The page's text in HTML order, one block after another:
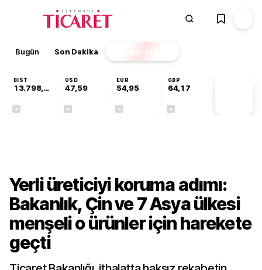
Bugün Son Dakika Finans EKSTRA
BIST
13.798,82
USD
47,59
EUR
54,95
GBP
64,17
Yerli üreticiyi koruma adımı:
Bakanlık, Çin ve 7 Asya ülkesi
menşeli o ürünler için harekete
geçti